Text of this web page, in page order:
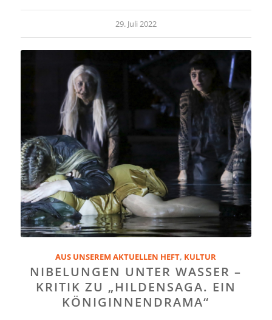
29. Juli 2022
AUS UNSEREM AKTUELLEN HEFT, KULTUR
NIBELUNGEN UNTER WASSER –
KRITIK ZU „HILDENSAGA. EIN
KÖNIGINNENDRAMA“